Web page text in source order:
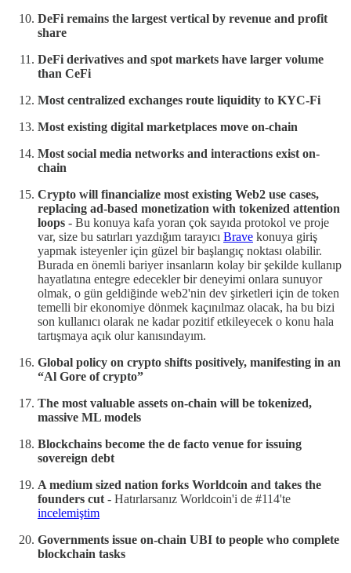
DeFi remains the largest vertical by revenue and profit
share
DeFi derivatives and spot markets have larger volume
than CeFi
Most centralized exchanges route liquidity to KYC-Fi
Most existing digital marketplaces move on-chain
Most social media networks and interactions exist on-
chain
Crypto will financialize most existing Web2 use cases,
replacing ad-based monetization with tokenized attention
loops - Bu konuya kafa yoran çok sayıda protokol ve proje
var, size bu satırları yazdığım tarayıcı Brave konuya giriş
yapmak isteyenler için güzel bir başlangıç noktası olabilir.
Burada en önemli bariyer insanların kolay bir şekilde kullanıp
hayatlatına entegre edecekler bir deneyimi onlara sunuyor
olmak, o gün geldiğinde web2'nin dev şirketleri için de token
temelli bir ekonomiye dönmek kaçınılmaz olacak, ha bu bizi
son kullanıcı olarak ne kadar pozitif etkileyecek o konu hala
tartışmaya açık olur kanısındayım.
Global policy on crypto shifts positively, manifesting in an
“Al Gore of crypto”
The most valuable assets on-chain will be tokenized,
massive ML models
Blockchains become the de facto venue for issuing
sovereign debt
A medium sized nation forks Worldcoin and takes the
founders cut- Hatırlarsanız Worldcoin'i de #114'te
incelemiştim
Governments issue on-chain UBI to people who complete
blockchain tasks